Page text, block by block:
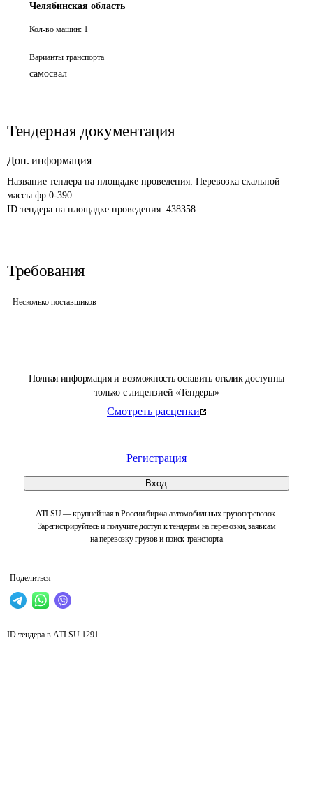
Полная информация и возможность оставить отклик доступны
только с лицензией «Тендеры»
Смотреть расценки
Регистрация
Вход
ATI.SU — крупнейшая в России биржа автомобильных грузоперевозок.
Зарегистрируйтесь и получите доступ к тендерам на перевозки, заявкам
на перевозку грузов и поиск транспорта
Поделиться
Челябинская область
Кол-во машин: 1
Варианты транспорта
самосвал
Тендерная документация
Доп. информация
Название тендера на площадке проведения: Перевозка скальной
массы фр.0-390
ID тендера на площадке проведения: 438358
Требования
Несколько поставщиков
ID тендера в ATI.SU 1291